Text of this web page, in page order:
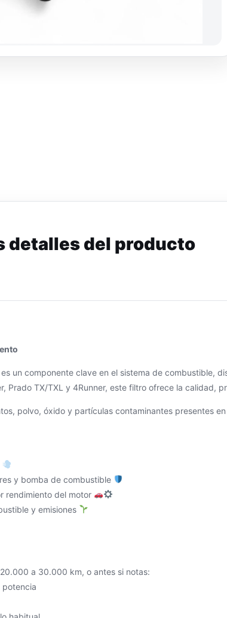
detalles del producto
es un componente clave en el sistema de
Prado TX/TXL y 4Runner, este filtro ofrece la
polvo, óxido y partículas contaminantes presentes
y bomba de combustible
rendimiento del motor
y emisiones
a 30.000 km, o antes si notas:
potencia